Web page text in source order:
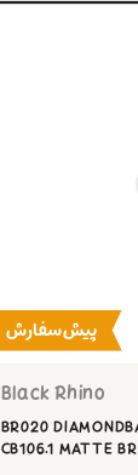
پیش‌سفارش
Black Rhino
BR020
CB106.1 MATTE